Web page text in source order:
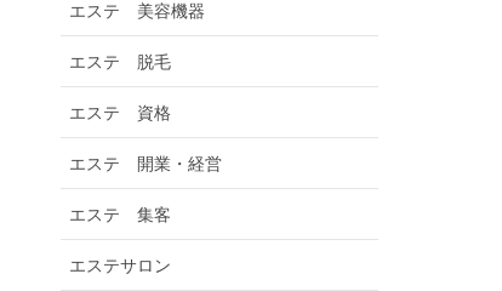
エステ 美容機器
エステ 脱毛
エステ 資格
エステ 開業・経営
エステ 集客
エステサロン